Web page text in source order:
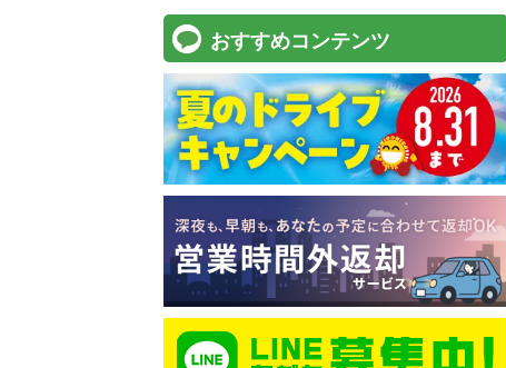
おすすめコンテンツ